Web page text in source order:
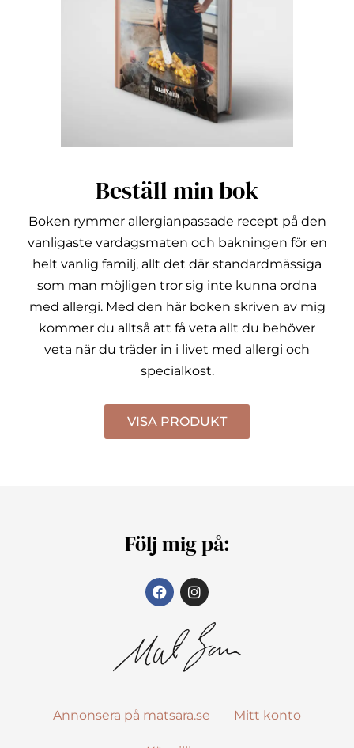
Beställ min bok
Boken rymmer allergianpassade recept på den
vanligaste vardagsmaten och bakningen för en
helt vanlig familj, allt det där standardmässiga
som man möjligen tror sig inte kunna ordna
med allergi. Med den här boken skriven av mig
kommer du alltså att få veta allt du behöver
veta när du träder in i livet med allergi och
specialkost.
VISA PRODUKT
Följ mig på:
Annonsera på matsara.se Mitt konto